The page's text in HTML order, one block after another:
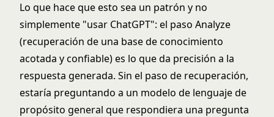
Lo que hace que esto sea un patrón y no
simplemente "usar ChatGPT": el paso Analyze
(recuperación de una base de conocimiento
acotada y confiable) es lo que da precisión a la
respuesta generada. Sin el paso de recuperación,
estaría preguntando a un modelo de lenguaje de
propósito general que respondiera una pregunta